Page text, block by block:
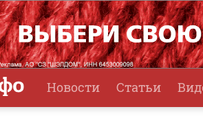
Новости Статьи